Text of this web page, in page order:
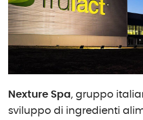
Nexture Spa, gruppo
sviluppo di ingredienti